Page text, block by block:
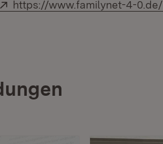
Extern:
https://www.familynet-4-0.de/